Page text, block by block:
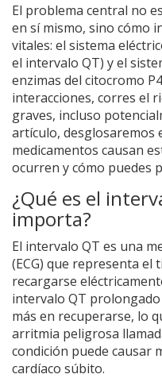
El problema central no
en sí mismo, sino cómo
vitales: el sistema
el intervalo QT) y el
enzimas del citocromo
interacciones, corres el
graves, incluso
artículo, desglosaremos
medicamentos causan
ocurren y cómo puedes
¿Qué es el
importa?
El intervalo QT es una
(ECG) que representa el
recargarse
intervalo QT
más en recuperarse, lo
arritmia peligrosa
condición puede causar
cardíaco súbito.